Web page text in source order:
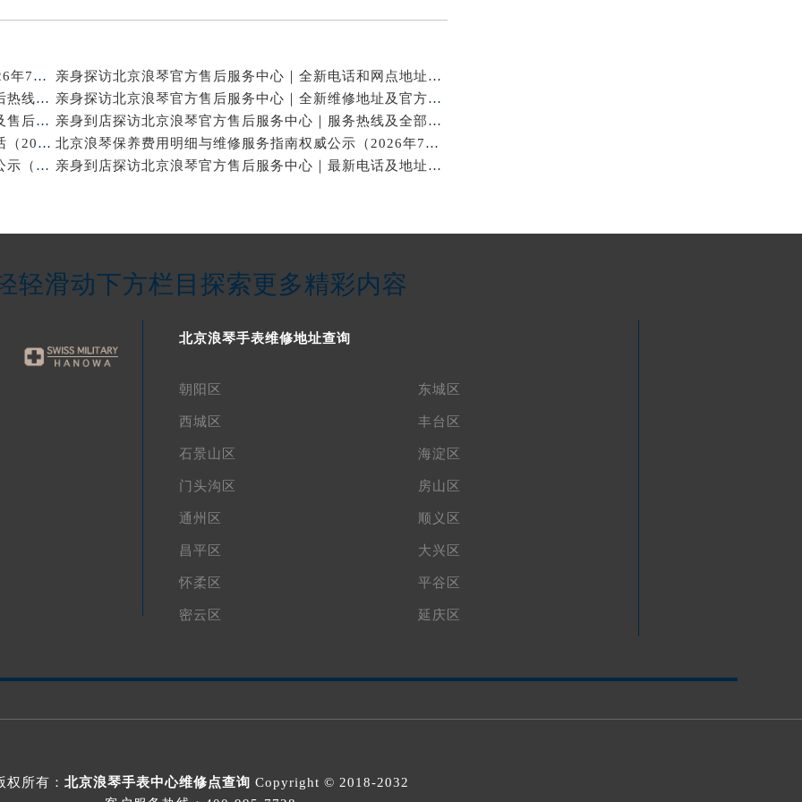
北京浪琴官方维修电话与售后保养服务权威公示（2026年7月最新）
亲身探访北京浪琴官方售后服务中心｜全新电话和网点地址（2026年7月最新）
亲身探访北京浪琴官方售后服务中心｜网点地址及售后热线（2026年7月最新）
亲身探访北京浪琴官方售后服务中心｜全新维修地址及官方客服电话（2026年7月最新）
亲身到店探访北京浪琴官方售后服务中心｜维修地址及售后服务热线（2026年7月最新）
亲身到店探访北京浪琴官方售后服务中心｜服务热线及全部官方地址（2026年7月最新）
亲身探访北京浪琴官方售后服务中心｜网点地址与电话（2026年7月最新）
北京浪琴保养费用明细与维修服务指南权威公示（2026年7月最新）
北京浪琴保养维修中心专业手表保养与维修服务权威公示（2026年7月最新）
亲身到店探访北京浪琴官方售后服务中心｜最新电话及地址（2026年7月最新）
轻滑动下方栏目探索更多精彩内容
北京浪琴手表维修地址查询
朝阳区 东城区
西城区 丰台区
石景山区 海淀区
门头沟区 房山区
通州区 顺义区
昌平区 大兴区
怀柔区 平谷区
密云区 延庆区
权所有： 北京浪琴手表中心维修点查询 Copyright © 2018-2032